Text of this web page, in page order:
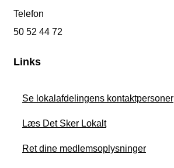
Telefon
50 52 44 72
Links
Se lokalafdelingens kontaktpersoner
Læs Det Sker Lokalt
Ret dine medlemsoplysninger